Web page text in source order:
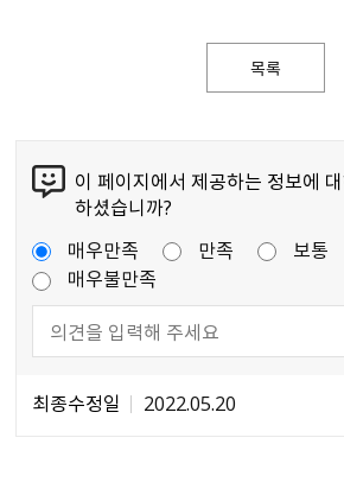
목록
이 페이지에서 제공하는 정보에
하셨습니까?
매우만족
만족 보통
매우불만족
최종수정일 2022.05.20